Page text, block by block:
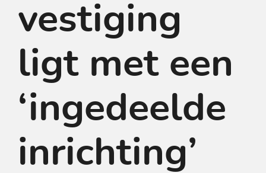
vestiging
ligt met een
‘ingedeelde
inrichting’